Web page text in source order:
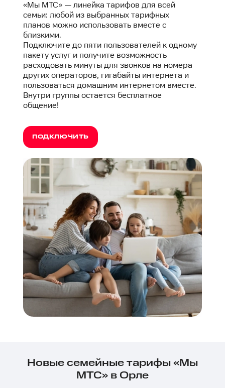
«Мы МТС» — линейка тарифов для всей
семьи: любой из выбранных тарифных
планов можно использовать вместе с
близкими.
Подключите до пяти пользователей к одному
пакету услуг и получите возможность
расходовать минуты для звонков на номера
других операторов, гигабайты интернета и
пользоваться домашним интернетом вместе.
Внутри группы остается бесплатное
общение!
ПОДКЛЮЧИТЬ
Новые семейные тарифы «Мы
МТС» в Орле